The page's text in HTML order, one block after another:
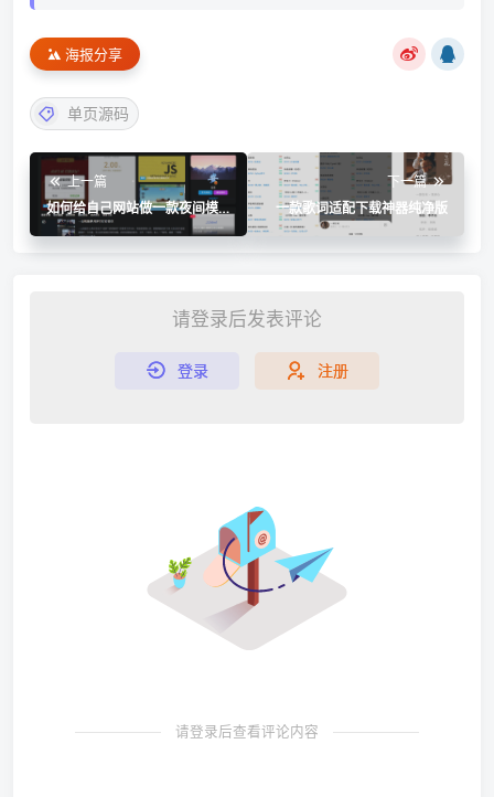
海报分享
单页源码
上一篇
如何给自己网站做一款夜间模
式
下一篇
一款歌词适配下载神器纯净版
请登录后发表评论
登录 注册
请登录后查看评论内容